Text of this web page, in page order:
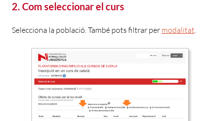
2. Com seleccionar el curs
Selecciona la població. També pots filtrar per modalitat.